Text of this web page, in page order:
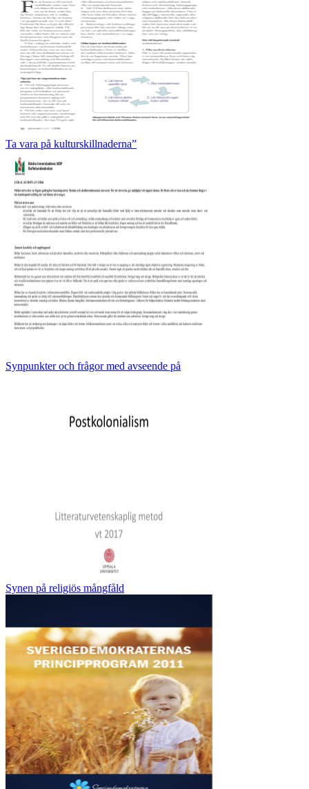
Ta vara på kulturskillnaderna”
Synpunkter och frågor med avseende på
Synen på religiös mångfåld